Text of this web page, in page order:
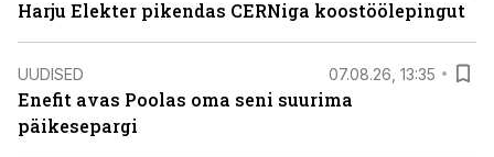
Harju Elekter pikendas CERNiga koostöölepingut
UUDISED 07.08.26, 13:35
Enefit avas Poolas oma seni suurima
päikesepargi